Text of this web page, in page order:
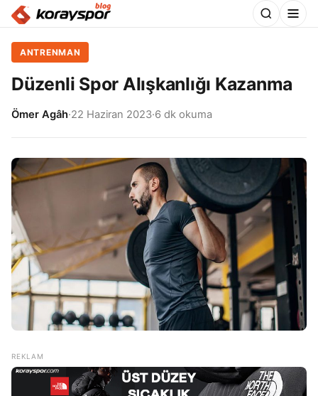
ANTRENMAN
Düzenli Spor Alışkanlığı Kazanma
Ömer Agâh·22 Haziran 2023·6 dk okuma